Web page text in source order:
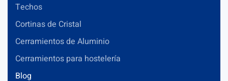
Techos
Cortinas de Cristal
Cerramientos de Aluminio
Cerramientos para hostelería
Blog